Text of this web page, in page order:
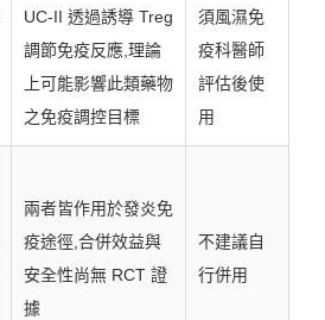
UC-II 透過誘導 Treg
調節免疫反應,理論
上可能影響此類藥物
之免疫調控目標
須風濕免
疫科醫師
評估後使
用
兩者皆作用於發炎免
疫途徑,合併效益與
安全性尚無 RCT 證
據
不建議自
行併用